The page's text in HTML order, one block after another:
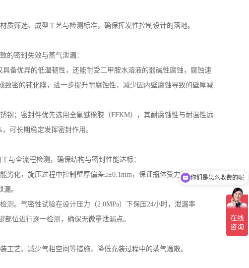
筛选、成型工艺与检测标准，确保挥发性控制设计的落地。
的密封失效与蒸气泄漏：
备优异的低温韧性，还能耐受二甲胺水溶液的弱碱性腐蚀，腐蚀速
致密的钝化膜，进一步提升耐腐蚀性，减少因内壁腐蚀导致的壁厚减
钢；密封件优先选用全氟醚橡胶（FFKM），其耐腐蚀性与耐温性远
，可长期稳定发挥密封作用。
与全流程检测，确保结构与密封性能达标：
劣化，旋压过程中控制壁厚偏差≤±0.1mm ，保证瓶体受力均匀；封
。
测。气密性试验在设计压力（2.0MPa）下保压24小时，泄漏率
部位进行逐一检测，确保无微量泄漏点。
艺、减少气相空间等措施，降低充装过程中的蒸气逸散。
你们是怎么收费的呢